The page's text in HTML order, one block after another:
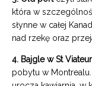
która w
słynne w całej
nad rzekę oraz
4. Bajgle w St Viateur
pobytu w